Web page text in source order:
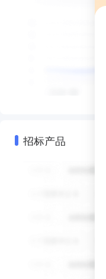
招标产品